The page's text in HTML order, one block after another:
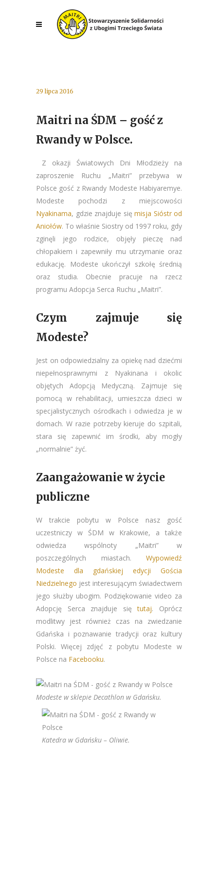
29 lipca 2016
Maitri na ŚDM – gość z
Rwandy w Polsce.
Z okazji Światowych Dni Młodzieży na
zaproszenie Ruchu „Maitri” przebywa w
Polsce gość z Rwandy Modeste Habiyaremye.
Modeste pochodzi z miejscowości
Nyakinama, gdzie znajduje się misja Sióstr od
Aniołów. To właśnie Siostry od 1997 roku, gdy
zginęli jego rodzice, objęły pieczę nad
chłopakiem i zapewniły mu utrzymanie oraz
edukację. Modeste ukończył szkołę średnią
oraz studia. Obecnie pracuje na rzecz
programu Adopcja Serca Ruchu „Maitri”.
Czym zajmuje się
Modeste?
Jest on odpowiedzialny za opiekę nad dziećmi
niepełnosprawnymi z Nyakinana i okolic
objętych Adopcją Medyczną. Zajmuje się
pomocą w rehabilitacji, umieszcza dzieci w
specjalistycznych ośrodkach i odwiedza je w
domach. W razie potrzeby kieruje do szpitali,
stara się zapewnić im środki, aby mogły
„normalnie” żyć.
Zaangażowanie w życie
publiczne
W trakcie pobytu w Polsce nasz gość
uczestniczy w ŚDM w Krakowie, a także
odwiedza wspólnoty „Maitri” w
poszczególnych miastach. Wypowiedź
Modeste dla gdańskiej edycji Gościa
Niedzielnego jest interesującym świadectwem
jego służby ubogim. Podziękowanie video za
Adopcję Serca znajduje siętutaj. Oprócz
modlitwy jest również czas na zwiedzanie
Gdańska i poznawanie tradycji oraz kultury
Polski. Więcej zdjęć z pobytu Modeste w
Polsce na Facebooku.
Modeste w sklepie Decathlon w Gdańsku.
Katedra w Gdańsku – Oliwie.